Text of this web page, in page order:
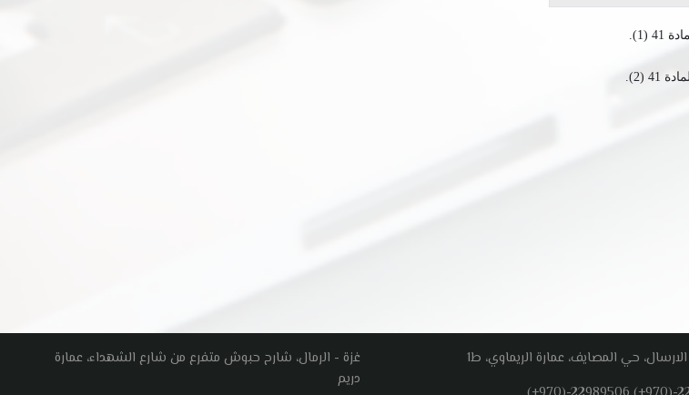
حي المصايف، عمارة الريماوي، ط1
غزة - الرمال، شارح حبوش متفرع من شارع الشهداء، عمارة
دريم